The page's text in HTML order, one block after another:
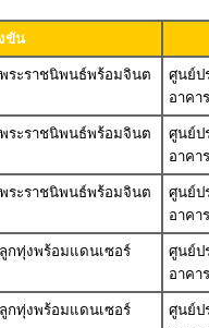
ขัน
ระราชนิพนธ์พร้อมจินต
ศูนย์ป
อาคา
ระราชนิพนธ์พร้อมจินต
ศูนย์ป
อาคา
ระราชนิพนธ์พร้อมจินต
ศูนย์ป
อาคา
กทุ่งพร้อมแดนเซอร์
ศูนย์ป
อาคา
กทุ่งพร้อมแดนเซอร์
ศูนย์ป